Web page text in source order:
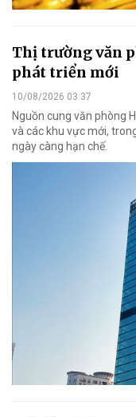
Thị trường văn
phát triển mới
10/08/2026 03:37
Nguồn cung văn phòng
và các khu vực mới,
ngày càng hạn chế.